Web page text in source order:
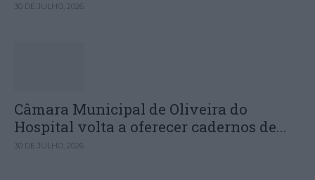
30 DE JULHO, 2026
Câmara Municipal de Oliveira do
Hospital volta a oferecer cadernos de...
30 DE JULHO, 2026